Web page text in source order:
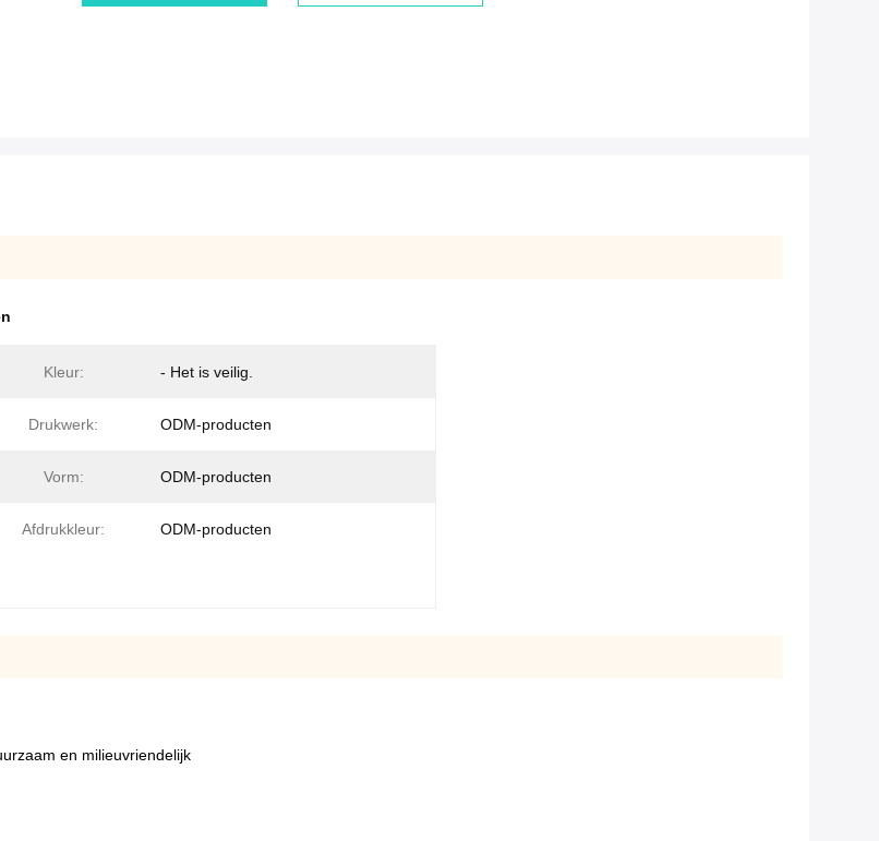
Kleur: - Het is veilig.
Drukwerk: ODM-producten
Vorm: ODM-producten
Afdrukkleur: ODM-producten
en milieuvriendelijk